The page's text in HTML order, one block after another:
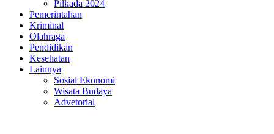
Pilkada 2024
Pemerintahan
Kriminal
Olahraga
Pendidikan
Kesehatan
Lainnya
Sosial Ekonomi
Wisata Budaya
Advetorial